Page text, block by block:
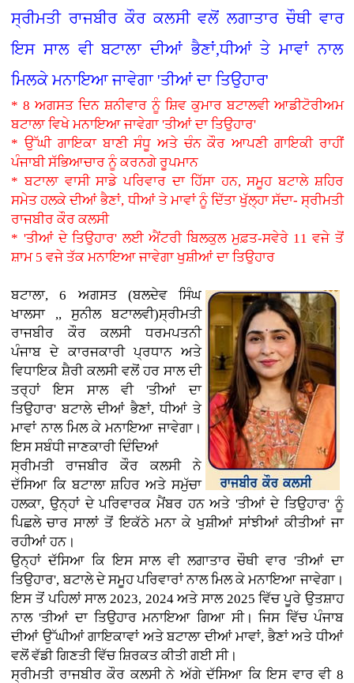
ਸ੍ਰੀਮਤੀ ਰਾਜਬੀਰ ਕੌਰ ਕਲਸੀ ਵਲੋਂ ਲਗਾਤਾਰ ਚੌਥੀ ਵਾਰ
ਇਸ ਸਾਲ ਵੀ ਬਟਾਲਾ ਦੀਆਂ ਭੈਣਾਂ,ਧੀਆਂ ਤੇ ਮਾਵਾਂ ਨਾਲ
ਮਿਲਕੇ ਮਨਾਇਆ ਜਾਵੇਗਾ 'ਤੀਆਂ ਦਾ ਤਿਉਹਾਰ'
* 8 ਅਗਸਤ ਦਿਨ ਸ਼ਨੀਵਾਰ ਨੂੰ ਸ਼ਿਵ ਕੁਮਾਰ ਬਟਾਲਵੀ ਆਡੀਟੋਰੀਅਮ
ਬਟਾਲਾ ਵਿਖੇ ਮਨਾਇਆ ਜਾਵੇਗਾ 'ਤੀਆਂ ਦਾ ਤਿਉਹਾਰ'
* ਉੱਘੀ ਗਾਇਕਾ ਬਾਣੀ ਸੰਧੂ ਅਤੇ ਚੰਨ ਕੌਰ ਆਪਣੀ ਗਾਇਕੀ ਰਾਹੀਂ
ਪੰਜਾਬੀ ਸੱਭਿਆਚਾਰ ਨੂੰ ਕਰਨਗੇ ਰੂਪਮਾਨ
* ਬਟਾਲਾ ਵਾਸੀ ਸਾਡੇ ਪਰਿਵਾਰ ਦਾ ਹਿੱਸਾ ਹਨ, ਸਮੂਹ ਬਟਾਲੇ ਸ਼ਹਿਰ
ਸਮੇਤ ਹਲਕੇ ਦੀਆਂ ਭੈਣਾਂ, ਧੀਆਂ ਤੇ ਮਾਵਾਂ ਨੂੰ ਦਿੱਤਾ ਖੁੱਲ੍ਹਾ ਸੱਦਾ- ਸ੍ਰੀਮਤੀ
ਰਾਜਬੀਰ ਕੌਰ ਕਲਸੀ
* 'ਤੀਆਂ ਦੇ ਤਿਉਹਾਰ' ਲਈ ਐਂਟਰੀ ਬਿਲਕੁਲ ਮੁਫ਼ਤ-ਸਵੇਰੇ 11 ਵਜੇ ਤੋਂ
ਸ਼ਾਮ 5 ਵਜੇ ਤੱਕ ਮਨਾਇਆ ਜਾਵੇਗਾ ਖੁਸ਼ੀਆਂ ਦਾ ਤਿਉਹਾਰ
ਬਟਾਲਾ, 6 ਅਗਸਤ (ਬਲਦੇਵ ਸਿੰਘ
ਖਾਲਸਾ ,, ਸੁਨੀਲ ਬਟਾਲਵੀ)ਸ੍ਰੀਮਤੀ
ਰਾਜਬੀਰ ਕੌਰ ਕਲਸੀ ਧਰਮਪਤਨੀ
ਪੰਜਾਬ ਦੇ ਕਾਰਜਕਾਰੀ ਪ੍ਰਧਾਨ ਅਤੇ
ਵਿਧਾਇਕ ਸ਼ੈਰੀ ਕਲਸੀ ਵਲੋਂ ਹਰ ਸਾਲ ਦੀ
ਤਰ੍ਹਾਂ ਇਸ ਸਾਲ ਵੀ 'ਤੀਆਂ ਦਾ
ਤਿਉਹਾਰ' ਬਟਾਲੇ ਦੀਆਂ ਭੈਣਾਂ, ਧੀਆਂ ਤੇ
ਮਾਵਾਂ ਨਾਲ ਮਿਲ ਕੇ ਮਨਾਇਆ ਜਾਵੇਗਾ।
ਇਸ ਸਬੰਧੀ ਜਾਣਕਾਰੀ ਦਿੰਦਿਆਂ
ਸ੍ਰੀਮਤੀ ਰਾਜਬੀਰ ਕੌਰ ਕਲਸੀ ਨੇ
ਦੱਸਿਆ ਕਿ ਬਟਾਲਾ ਸ਼ਹਿਰ ਅਤੇ ਸਮੁੱਚਾ
ਹਲਕਾ, ਉਨ੍ਹਾਂ ਦੇ ਪਰਿਵਾਰਕ ਮੈਂਬਰ ਹਨ ਅਤੇ 'ਤੀਆਂ ਦੇ ਤਿਉਹਾਰ' ਨੂੰ
ਪਿਛਲੇ ਚਾਰ ਸਾਲਾਂ ਤੋਂ ਇਕੱਠੇ ਮਨਾ ਕੇ ਖੁਸ਼ੀਆਂ ਸਾਂਝੀਆਂ ਕੀਤੀਆਂ ਜਾ
ਰਹੀਆਂ ਹਨ।
ਉਨ੍ਹਾਂ ਦੱਸਿਆ ਕਿ ਇਸ ਸਾਲ ਵੀ ਲਗਾਤਾਰ ਚੌਥੀ ਵਾਰ 'ਤੀਆਂ ਦਾ
ਤਿਉਹਾਰ', ਬਟਾਲੇ ਦੇ ਸਮੂਹ ਪਰਿਵਾਰਾਂ ਨਾਲ ਮਿਲ ਕੇ ਮਨਾਇਆ ਜਾਵੇਗਾ।
ਇਸ ਤੋਂ ਪਹਿਲਾਂ ਸਾਲ 2023, 2024 ਅਤੇ ਸਾਲ 2025 ਵਿੱਚ ਪੂਰੇ ਉਤਸ਼ਾਹ
ਨਾਲ 'ਤੀਆਂ ਦਾ ਤਿਉਹਾਰ ਮਨਾਇਆ ਗਿਆ ਸੀ। ਜਿਸ ਵਿੱਚ ਪੰਜਾਬ
ਦੀਆਂ ਉੱਘੀਆਂ ਗਾਇਕਾਵਾਂ ਅਤੇ ਬਟਾਲਾ ਦੀਆਂ ਮਾਵਾਂ, ਭੈਣਾਂ ਅਤੇ ਧੀਆਂ
ਵਲੋਂ ਵੱਡੀ ਗਿਣਤੀ ਵਿੱਚ ਸ਼ਿਰਕਤ ਕੀਤੀ ਗਈ ਸੀ।
ਸ੍ਰੀਮਤੀ ਰਾਜਬੀਰ ਕੌਰ ਕਲਸੀ ਨੇ ਅੱਗੇ ਦੱਸਿਆ ਕਿ ਇਸ ਵਾਰ ਵੀ 8